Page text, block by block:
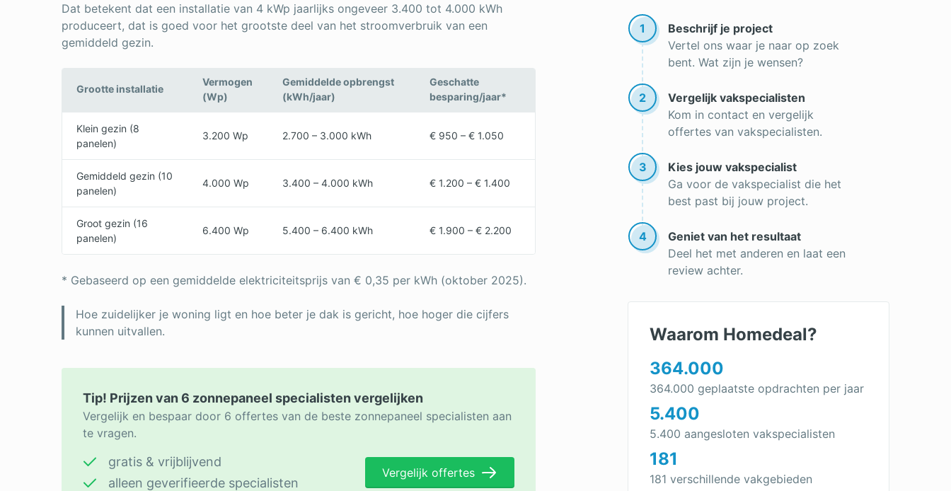
Dat betekent dat een installatie van 4 kWp jaarlijks ongeveer 3.400 tot 4.000 kWh
produceert, dat is goed voor het grootste deel van het stroomverbruik van een
gemiddeld gezin.
Grootte installatie
Vermogen
(Wp)
Gemiddelde opbrengst
(kWh/jaar)
Geschatte
besparing/jaar*
Klein gezin (8
panelen)
3.200 Wp 2.700 – 3.000 kWh € 950 – € 1.050
Gemiddeld gezin (10
panelen)
4.000 Wp 3.400 – 4.000 kWh € 1.200 – € 1.400
Groot gezin (16
panelen)
6.400 Wp 5.400 – 6.400 kWh € 1.900 – € 2.200
* Gebaseerd op een gemiddelde elektriciteitsprijs van € 0,35 per kWh (oktober 2025).
Hoe zuidelijker je woning ligt en hoe beter je dak is gericht, hoe hoger die cijfers
kunnen uitvallen.
Tip! Prijzen van 6 zonnepaneel specialisten vergelijken
Vergelijk en bespaar door 6 offertes van de beste zonnepaneel specialisten aan
te vragen.
gratis & vrijblijvend
alleen geverifieerde specialisten
Vergelijk offertes
Werking zonnepanelen
Zonnepanelen plaatsen
Soorten zonnepanelen
Zonnepanelen kopen
1
Beschrijf je project
Vertel ons waar je naar op zoek
bent. Wat zijn je wensen?
2
Vergelijk vakspecialisten
Kom in contact en vergelijk
offertes van vakspecialisten.
3
Kies jouw vakspecialist
Ga voor de vakspecialist die het
best past bij jouw project.
4
Geniet van het resultaat
Deel het met anderen en laat een
review achter.
Waarom Homedeal?
364.000
364.000 geplaatste opdrachten per jaar
5.400
5.400 aangesloten vakspecialisten
181
181 verschillende vakgebieden